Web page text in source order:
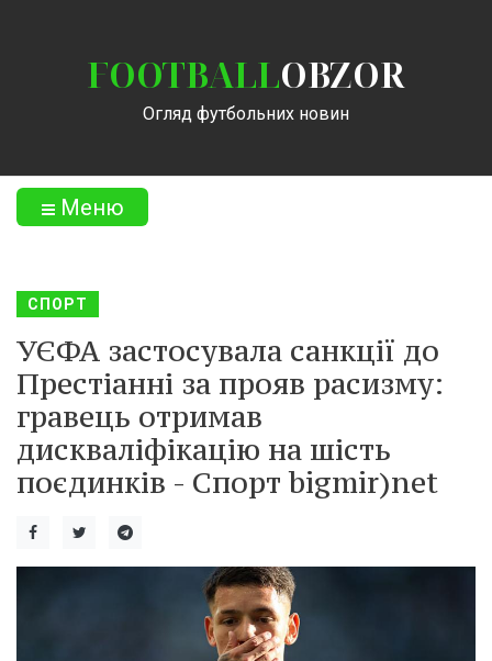
FOOTBALLOBZOR
Огляд футбольних новин
Меню
СПОРТ
УЄФА застосувала санкції до
Престіанні за прояв расизму:
гравець отримав
дискваліфікацію на шість
поєдинків - Спорт bigmir)net